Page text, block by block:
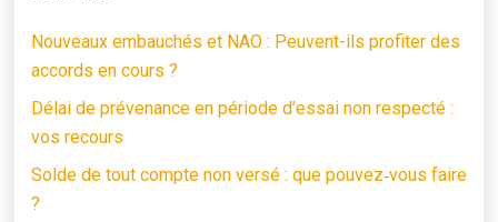
Nouveaux embauchés et NAO : Peuvent-ils profiter des
accords en cours ?
Délai de prévenance en période d’essai non respecté :
vos recours
Solde de tout compte non versé : que pouvez‑vous faire
?